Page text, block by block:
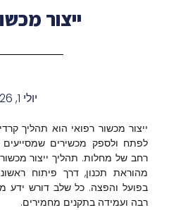
ייצור
יולי 1, 2026
ייצור מכשור רפואי הוא תהליך
לפתח ולספק מכשירים שמסייעים
רחב של מחלות. תהליך ייצור
מהוראת תכנון, דרך פיתוח
בפועל והפצה. כל שלב דורש ידע
רבה ועמידה בתקנים מחמירים.